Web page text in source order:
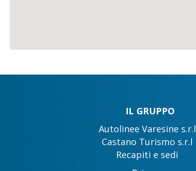
IL GRUPPO
Autolinee Varesine s.r.l
Castano Turismo s.r.l
Recapiti e sedi